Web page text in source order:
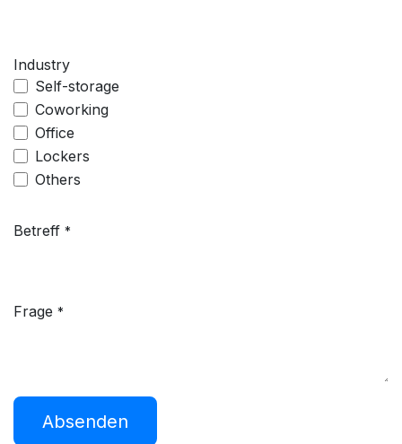
Industry
Self-storage
Coworking
Office
Lockers
Others
Betreff *
Frage *
Absenden